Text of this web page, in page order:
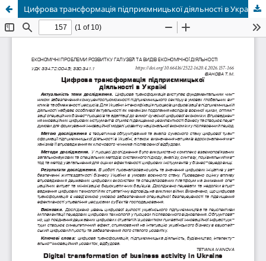
Цифрова трансформація підприємницької діяльності в Україні